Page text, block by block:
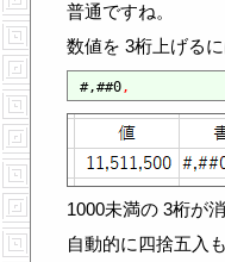
普通ですね。
数値を 3桁上げる
#,##0,
1000未満の 3桁が
自動的に四捨五入